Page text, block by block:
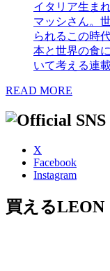
イタリア生ま
マッシさん。
られるこの時
本と世界の食
いて考える連載
READ MORE
X
Facebook
Instagram
買えるLEON